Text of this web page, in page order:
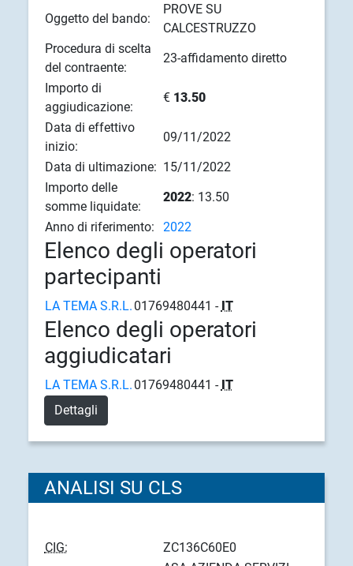
Oggetto del bando:
PROVE SU
CALCESTRUZZO
Procedura di scelta
del contraente:
23-affidamento diretto
Importo di
aggiudicazione:
€ 13.50
Data di effettivo
inizio:
09/11/2022
Data di ultimazione: 15/11/2022
Importo delle
somme liquidate:
2022: 13.50
Anno di riferimento:
2022
Elenco degli operatori
partecipanti
LA TEMA S.R.L. 01769480441 - IT
Elenco degli operatori
aggiudicatari
LA TEMA S.R.L. 01769480441 - IT
Dettagli
ANALISI SU CLS
CIG:
ZC136C60E0